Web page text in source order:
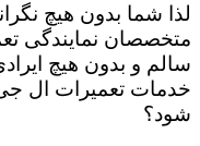
لذا شما بدون هیچ
متخصصان نمایندگی
سالم و بدون هیچ
خدمات تعمیرات ال
شود؟